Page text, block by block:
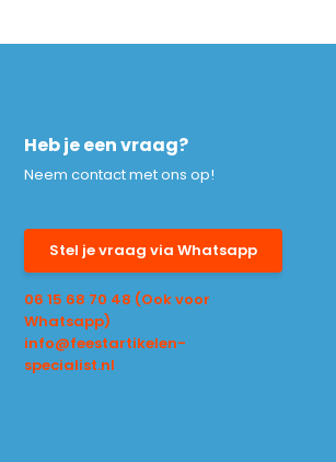
Heb je een vraag?
Neem contact met ons op!
Stel je vraag via Whatsapp
06 15 68 70 48 (Ook voor
Whatsapp)
info@feestartikelen-
specialist.nl